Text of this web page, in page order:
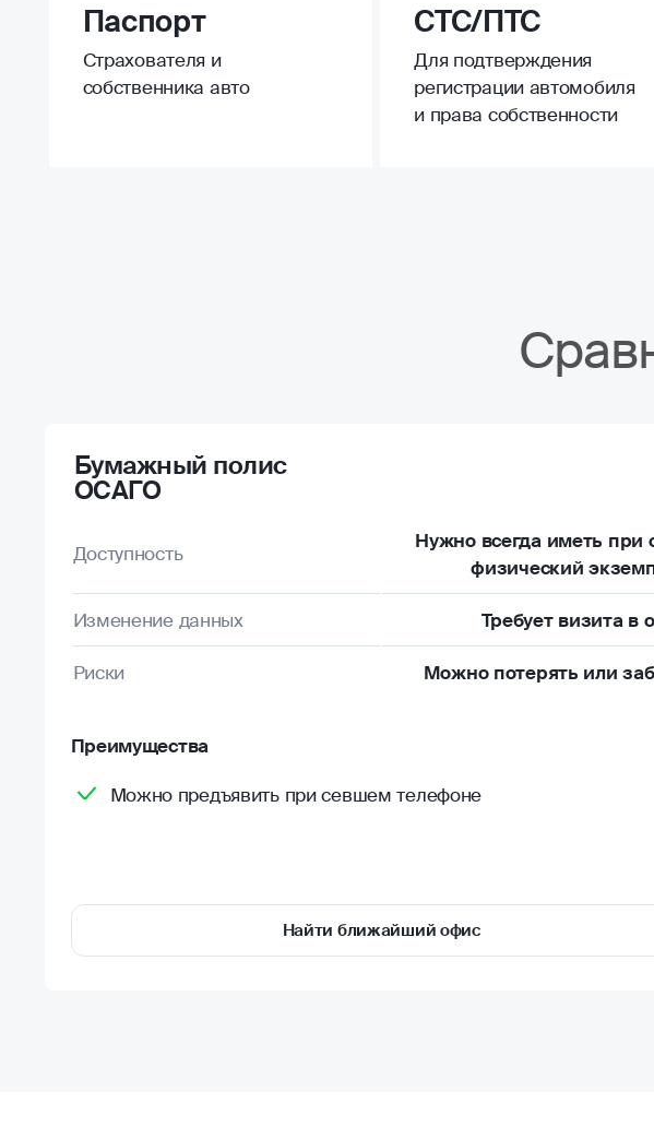
Паспорт
Страхователя и
собственника авто
СТС/ПТС
Для подтверждения
регистрации автомобиля
и права собственности
Бумажный полис
ОСАГО
Доступность
Нужно всегда иметь при
физический
Изменение данных Требует визита в
Риски Можно потерять или
Преимущества
Можно предъявить при севшем телефоне
Найти ближайший офис